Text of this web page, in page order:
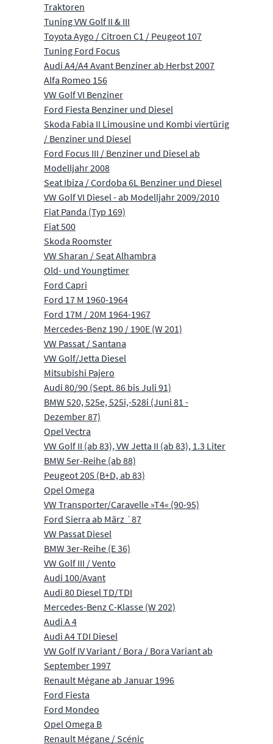
Traktoren
Tuning VW Golf II & III
Toyota Aygo / Citroen C1 / Peugeot 107
Tuning Ford Focus
Audi A4/A4 Avant Benziner ab Herbst 2007
Alfa Romeo 156
VW Golf VI Benziner
Ford Fiesta Benziner und Diesel
Skoda Fabia II Limousine und Kombi viertürig
/ Benziner und Diesel
Ford Focus III / Benziner und Diesel ab
Modelljahr 2008
Seat Ibiza / Cordoba 6L Benziner und Diesel
VW Golf VI Diesel - ab Modelljahr 2009/2010
Fiat Panda (Typ 169)
Fiat 500
Skoda Roomster
VW Sharan / Seat Alhambra
Old- und Youngtimer
Ford Capri
Ford 17 M 1960-1964
Ford 17M / 20M 1964-1967
Mercedes-Benz 190 / 190E (W 201)
VW Passat / Santana
VW Golf/Jetta Diesel
Mitsubishi Pajero
Audi 80/90 (Sept. 86 bis Juli 91)
BMW 520, 525e, 525i,-528i (Juni 81 -
Dezember 87)
Opel Vectra
VW Golf II (ab 83), VW Jetta II (ab 83), 1.3 Liter
BMW 5er-Reihe (ab 88)
Peugeot 205 (B+D, ab 83)
Opel Omega
VW Transporter/Caravelle »T4« (90-95)
Ford Sierra ab März ´87
VW Passat Diesel
BMW 3er-Reihe (E 36)
VW Golf III / Vento
Audi 100/Avant
Audi 80 Diesel TD/TDI
Mercedes-Benz C-Klasse (W 202)
Audi A 4
Audi A4 TDI Diesel
VW Golf IV Variant / Bora / Bora Variant ab
September 1997
Renault Mégane ab Januar 1996
Ford Fiesta
Ford Mondeo
Opel Omega B
Renault Mégane / Scénic